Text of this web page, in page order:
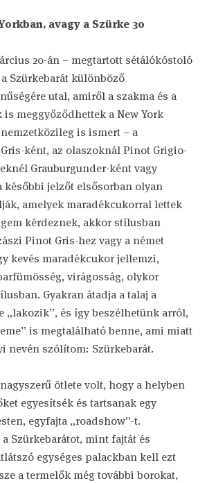
avagy a Szürke 30
20-án – megtartott sétálókóstoló
Szürkebarát különböző
utal, amiről a szakma és a
meggyőződhettek a New York
is ismert – a
ként, az olaszoknál Pinot Grigio-
Grauburgunder-ként vagy
későbbi jelzőt elsősorban olyan
amelyek maradékcukorral lettek
kérdeznek, akkor stílusban
Pinot Gris-hez vagy a német
kevés maradékcukor jellemzi,
virágosság, olykor
Gyakran átadja a talaj a
„lakozik”, és így beszélhetünk arról,
is megtalálható benne, ami miatt
nevén szólítom: Szürkebarát.
ötlete volt, hogy a helyben
egyesítsék és tartsanak egy
egyfajta „roadshow”-t.
Szürkebarátot, mint fajtát és
egységes palackban kell ezt
a termelők még további borokat,